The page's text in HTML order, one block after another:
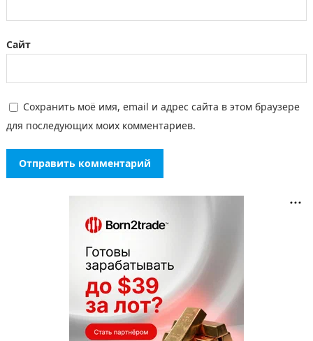
Сайт
Сохранить моё имя, email и адрес сайта в этом браузере
для последующих моих комментариев.